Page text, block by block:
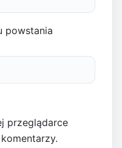
powstania
przeglądarce